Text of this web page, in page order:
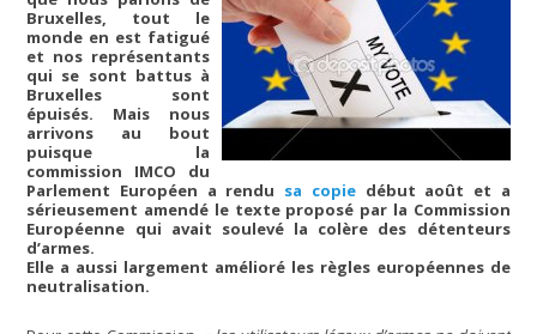
Bruxelles, tout le
monde en est fatigué
et nos représentants
qui se sont battus à
Bruxelles sont
épuisés. Mais nous
arrivons au bout
puisque la
commission IMCO du
Parlement Européen a rendu sa copiedébut août et a
sérieusement amendé le texte proposé par la Commission
Européenne qui avait soulevé la colère des détenteurs
d’armes.
Elle a aussi largement amélioré les règles européennes de
neutralisation.